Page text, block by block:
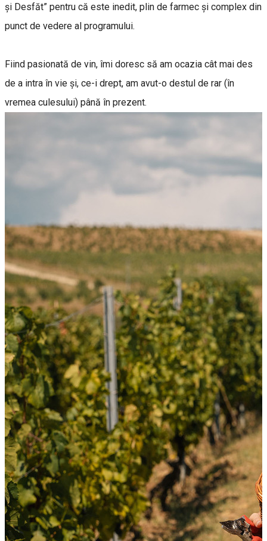
și Desfăt” pentru că este inedit, plin de farmec și complex din
punct de vedere al programului.
Fiind pasionată de vin, îmi doresc să am ocazia cât mai des
de a intra în vie și, ce-i drept, am avut-o destul de rar (în
vremea culesului) până în prezent.